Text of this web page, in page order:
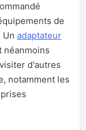
de
Un adaptateur
néanmoins
d'autres
notamment les